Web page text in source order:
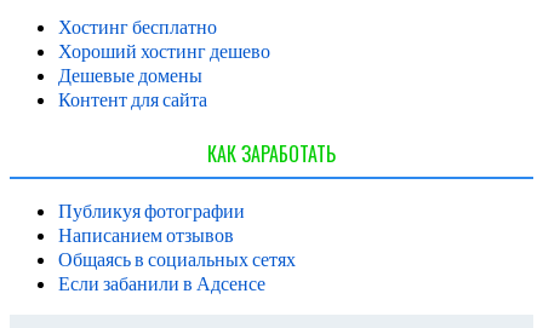
Хостинг бесплатно
Хороший хостинг дешево
Дешевые домены
Контент для сайта
КАК ЗАРАБОТАТЬ
Публикуя фотографии
Написанием отзывов
Общаясь в социальных сетях
Если забанили в Адсенсе